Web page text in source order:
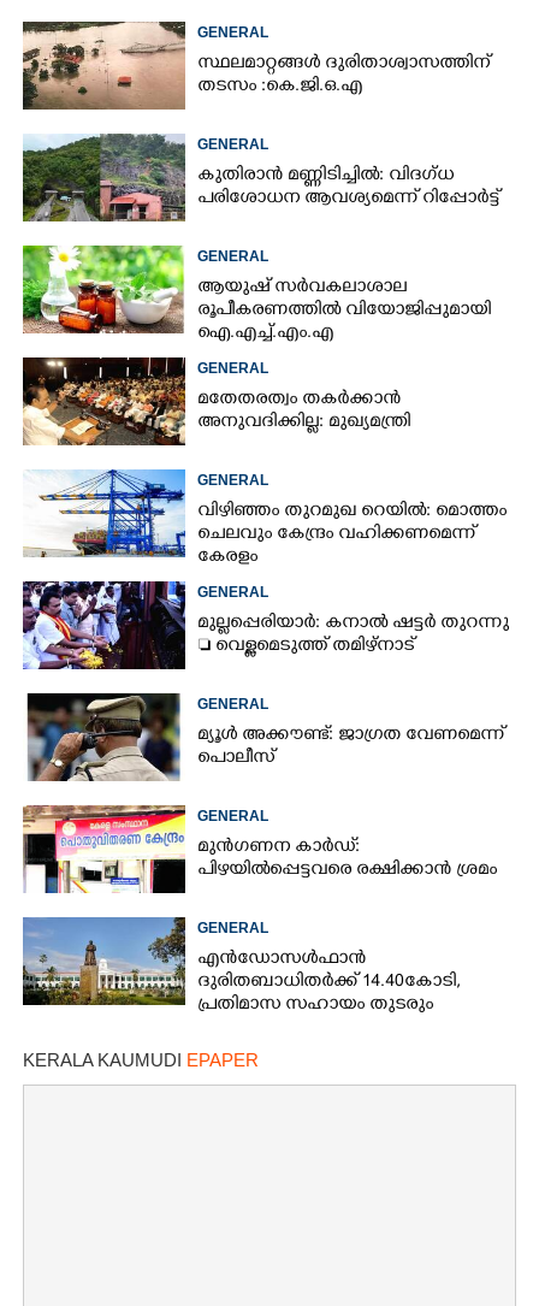
GENERAL
സ്ഥലമാറ്റങ്ങൾ ദുരിതാശ്വാസത്തിന്
തടസം :കെ.ജി.ഒ.എ
GENERAL
കുതിരാൻ മണ്ണിടിച്ചിൽ: വിദഗ്ധ
പരിശോധന ആവശ്യമെന്ന് റിപ്പോർട്ട്
GENERAL
ആയുഷ് സർവകലാശാല
രൂപീകരണത്തിൽ വിയോജിപ്പുമായി
ഐ.എച്ച്.എം.എ
GENERAL
മതേതരത്വം തകർക്കാൻ
അനുവദിക്കില്ല: മുഖ്യമന്ത്രി
GENERAL
വിഴിഞ്ഞം തുറമുഖ റെയിൽ: മൊത്തം
ചെലവും കേന്ദ്രം വഹിക്കണമെന്ന്
കേരളം
GENERAL
മുല്ലപ്പെരിയാർ: കനാൽ ഷട്ടർ തുറന്നു
 വെള്ളമെടുത്ത് തമിഴ്നാട്
GENERAL
മ്യൂൾ അക്കൗണ്ട്: ജാഗ്രത വേണമെന്ന്
പൊലീസ്
GENERAL
മുൻഗണന കാർഡ്:
പിഴയിൽപ്പെട്ടവരെ രക്ഷിക്കാൻ ശ്രമം
GENERAL
എൻഡോസൾഫാൻ
ദുരിതബാധിതർക്ക് 14.40കോടി,
പ്രതിമാസ സഹായം തുടരും
KERALA KAUMUDI EPAPER